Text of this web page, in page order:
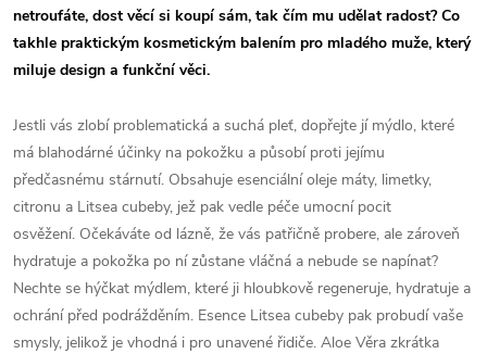
netroufáte, dost věcí si koupí sám, tak čím mu udělat radost? Co
takhle praktickým kosmetickým balením pro mladého muže, který
miluje design a funkční věci.
Jestli vás zlobí problematická a suchá pleť, dopřejte jí mýdlo, které
má blahodárné účinky na pokožku a působí proti jejímu
předčasnému stárnutí. Obsahuje esenciální oleje máty, limetky,
citronu a Litsea cubeby, jež pak vedle péče umocní pocit
osvěžení. Očekáváte od lázně, že vás patřičně probere, ale zároveň
hydratuje a pokožka po ní zůstane vláčná a nebude se napínat?
Nechte se hýčkat mýdlem, které ji hloubkově regeneruje, hydratuje a
ochrání před podrážděním. Esence Litsea cubeby pak probudí vaše
smysly, jelikož je vhodná i pro unavené řidiče. Aloe Věra zkrátka